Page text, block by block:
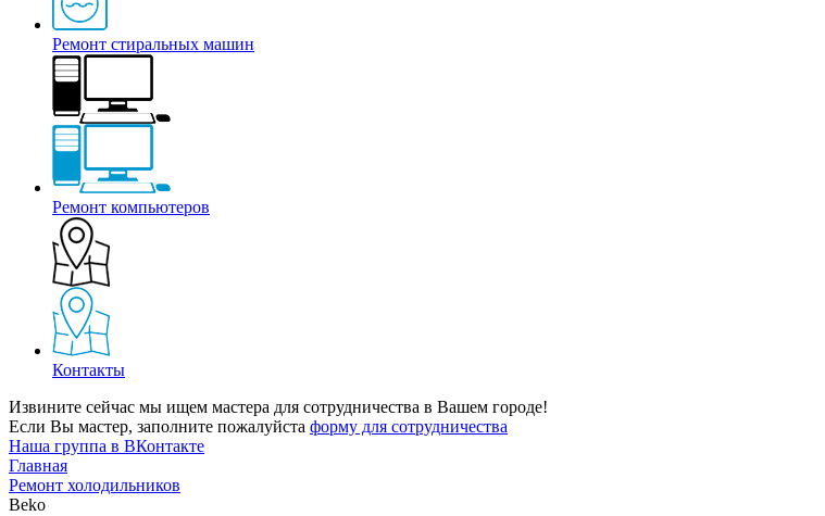
Ремонт стиральных машин
Ремонт компьютеров
Контакты
Извините сейчас мы ищем мастера для сотрудничества в Вашем городе!
Если Вы мастер, заполните пожалуйста форму для сотрудничества
Наша группа в ВКонтакте
Главная
Ремонт холодильников
Beko